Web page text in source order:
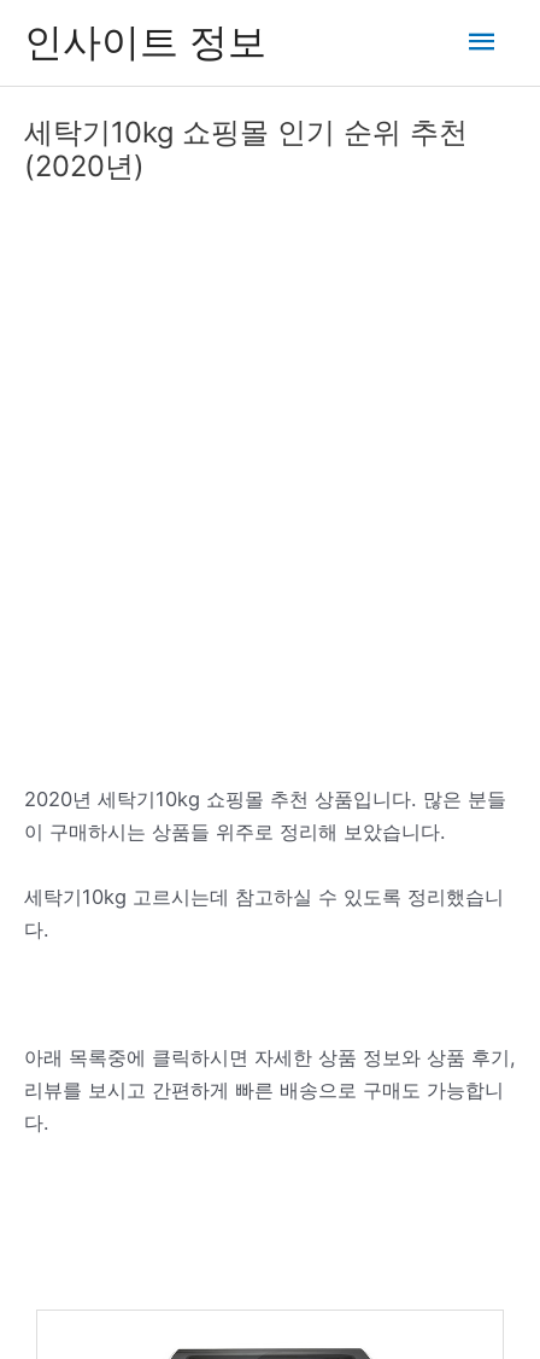
츠
인사이트 정보
메
인
세탁기10kg 쇼핑몰 인기 순위 추천
(2020년)
2020년 세탁기10kg 쇼핑몰 추천 상품입니다. 많은 분들
이 구매하시는 상품들 위주로 정리해 보았습니다.
세탁기10kg 고르시는데 참고하실 수 있도록 정리했습니
다.
아래 목록중에 클릭하시면 자세한 상품 정보와 상품 후기,
리뷰를 보시고 간편하게 빠른 배송으로 구매도 가능합니
다.